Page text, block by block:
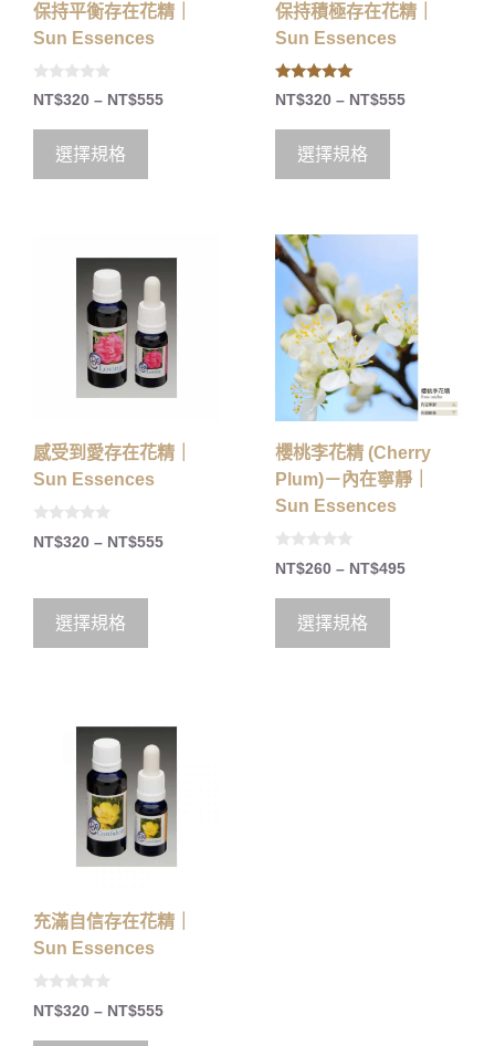
保持平衡存在花精｜
Sun Essences
0
o
5
NT$320 – NT$555
選擇規格
保持積極存在花精｜
Sun Essences
5.00
out of 5
NT$320 – NT$555
選擇規格
感受到愛存在花精｜
Sun Essences
0
oNT$320 – NT$555
選擇規格
櫻桃李花精 (Cherry
Plum)－內在寧靜｜
Sun Essences
0
o
5
NT$260 – NT$495
選擇規格
充滿自信存在花精｜
Sun Essences
0
oNT$320 – NT$555